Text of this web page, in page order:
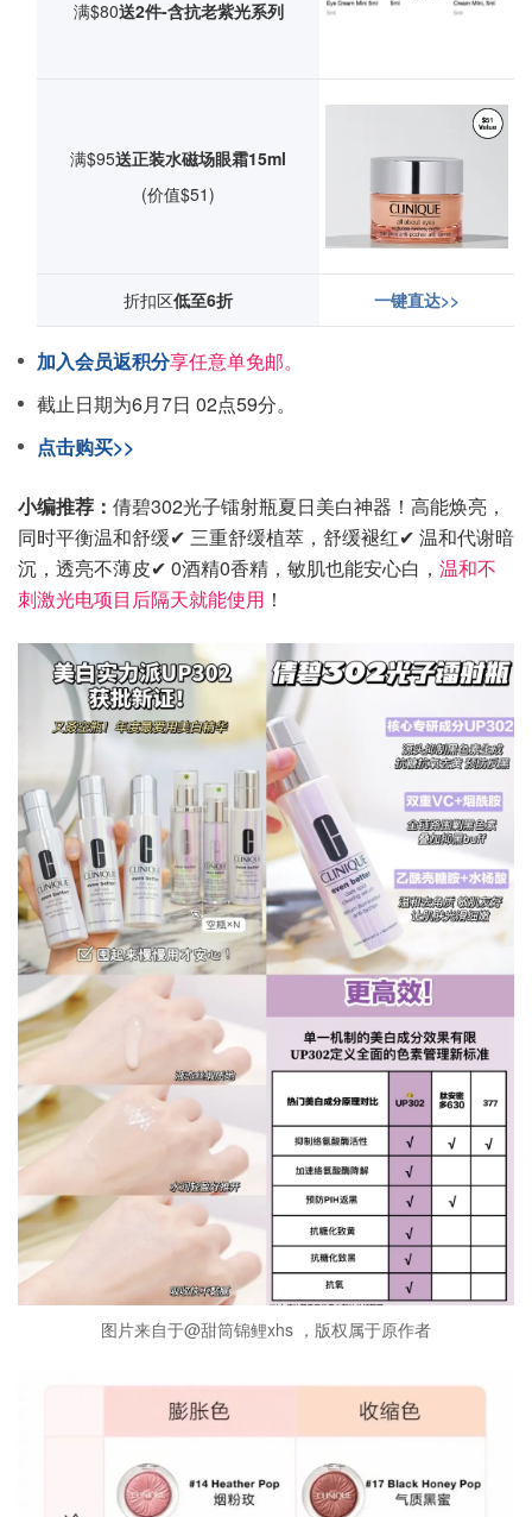
满$80送2件-含抗老紫光系列
满$95送正装水磁场眼霜15ml
(价值$51)
折扣区低至6折 一键直达>>
加入会员返积分享任意单免邮。
截止日期为6月7日 02点59分。
点击购买>>
小编推荐： 倩碧302光子镭射瓶夏日美白神器！高能焕亮，
同时平衡温和舒缓✔ 三重舒缓植萃，舒缓褪红✔ 温和代谢暗
沉，透亮不薄皮✔ 0酒精0香精，敏肌也能安心白， 温和不
刺激光电项目后隔天就能使用 ！
图片来自于@甜筒锦鲤xhs ，版权属于原作者